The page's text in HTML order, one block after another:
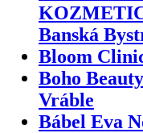
Banská
Bloom
Boho
Vráble
Bábel Eva